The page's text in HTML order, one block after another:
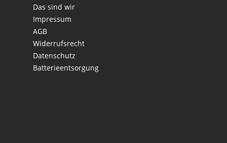
Das sind wir
Impressum
AGB
Widerrufsrecht
Datenschutz
Batterieentsorgung